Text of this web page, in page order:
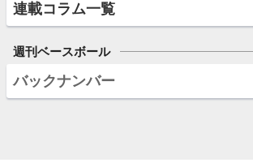
連載コラム一覧
週刊ベースボール
バックナンバー